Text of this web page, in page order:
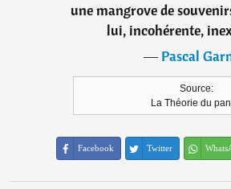
une mangrove de
lui, incohérente,
―Pascal
Source:
La Théorie du
Facebook Twitter